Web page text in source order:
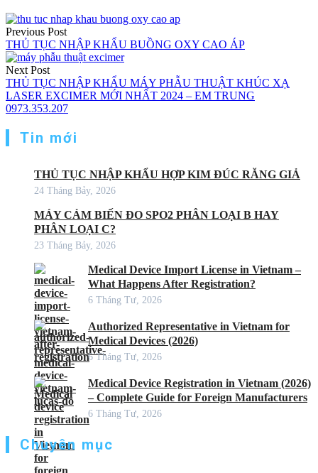
Previous Post
THỦ TỤC NHẬP KHẨU BUỒNG OXY CAO ÁP
Next Post
THỦ TỤC NHẬP KHẨU MÁY PHẪU THUẬT KHÚC XẠ
LASER EXCIMER MỚI NHẤT 2024 – EM TRUNG
0973.353.207
Tin mới
THỦ TỤC NHẬP KHẨU HỢP KIM ĐÚC RĂNG GIẢ
24 Tháng Bảy, 2026
MÁY CẢM BIẾN ĐO SPO2 PHÂN LOẠI B HAY
PHÂN LOẠI C?
23 Tháng Bảy, 2026
Medical Device Import License in Vietnam –
What Happens After Registration?
6 Tháng Tư, 2026
Authorized Representative in Vietnam for
Medical Devices (2026)
6 Tháng Tư, 2026
Medical Device Registration in Vietnam (2026)
– Complete Guide for Foreign Manufacturers
6 Tháng Tư, 2026
Chuyên mục